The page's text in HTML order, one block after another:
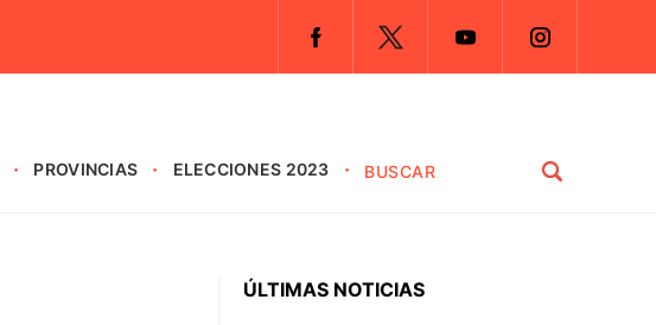
PROVINCIAS ELECCIONES 2023
ÚLTIMAS NOTICIAS